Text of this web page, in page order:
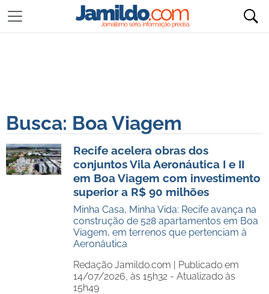
Busca: Boa Viagem
Recife acelera obras dos
conjuntos Vila Aeronáutica I e II
em Boa Viagem com investimento
superior a R$ 90 milhões
Minha Casa, Minha Vida: Recife avança na
construção de 528 apartamentos em Boa
Viagem, em terrenos que pertenciam à
Aeronáutica
Redação Jamildo.com | Publicado em
14/07/2026, às 15h32 - Atualizado às
15h49